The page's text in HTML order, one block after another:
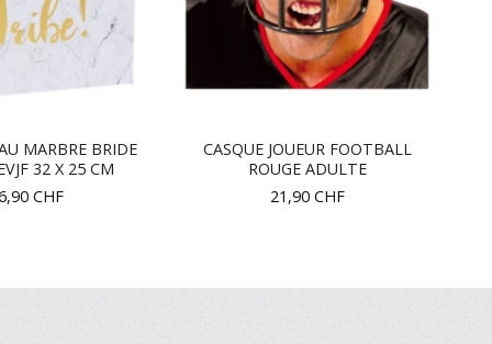
MARBRE BRIDE
32 X 25 CM
CHF
CASQUE JOUEUR FOOTBALL
ROUGE ADULTE
21,90 CHF